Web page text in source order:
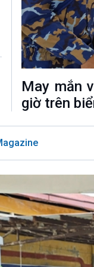
nghệ
với biến đổi
May mắn
giờ trên